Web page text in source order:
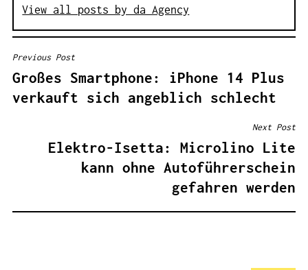
View all posts by da Agency
B
E
I
Previous Post
Großes Smartphone: iPhone 14 Plus
verkauft sich angeblich schlecht
Next Post
Elektro-Isetta: Microlino Lite
kann ohne Autoführerschein
gefahren werden